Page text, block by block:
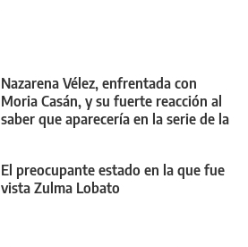
Nazarena Vélez, enfrentada con
Moria Casán, y su fuerte reacción al
saber que aparecería en la serie de la
El preocupante estado en la que fue
vista Zulma Lobato